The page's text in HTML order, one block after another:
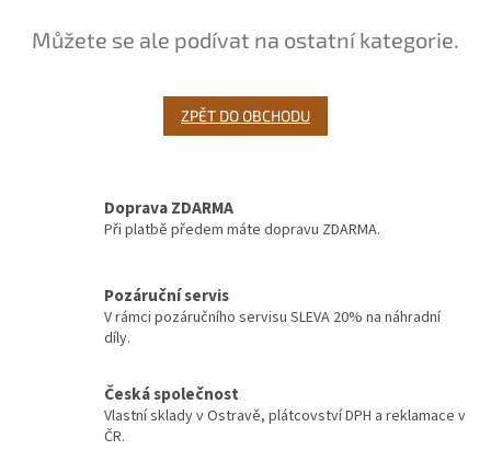
Můžete se ale podívat na ostatní kategorie.
ZPĚT DO OBCHODU
Doprava ZDARMA
Při platbě předem máte dopravu ZDARMA.
Pozáruční servis
V rámci pozáručního servisu SLEVA 20% na náhradní
díly.
Česká společnost
Vlastní sklady v Ostravě, plátcovství DPH a reklamace v
ČR.